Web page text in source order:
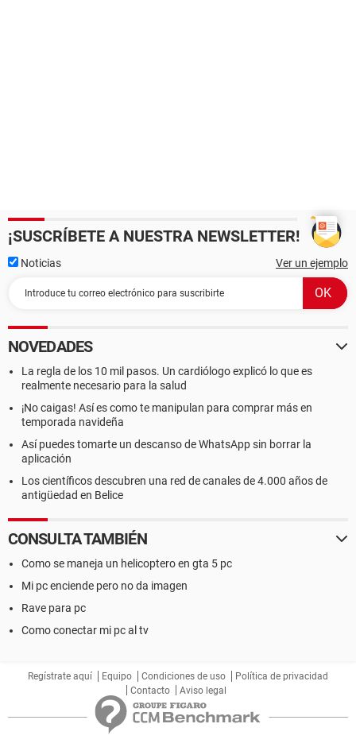
¡SUSCRÍBETE A NUESTRA NEWSLETTER!
Noticias Ver un ejemplo
NOVEDADES
La regla de los 10 mil pasos. Un cardiólogo explicó lo que es
realmente necesario para la salud
¡No caigas! Así es como te manipulan para comprar más en
temporada navideña
Así puedes tomarte un descanso de WhatsApp sin borrar la
aplicación
Los científicos descubren una red de canales de 4.000 años de
antigüedad en Belice
CONSULTA TAMBIÉN
Como se maneja un helicoptero en gta 5 pc
Mi pc enciende pero no da imagen
Rave para pc
Como conectar mi pc al tv
Regístrate aquí Equipo Condiciones de uso
Política de privacidad
Contacto
Aviso legal